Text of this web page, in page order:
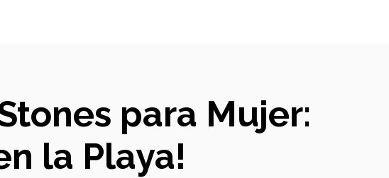
para Mujer:
la Playa!